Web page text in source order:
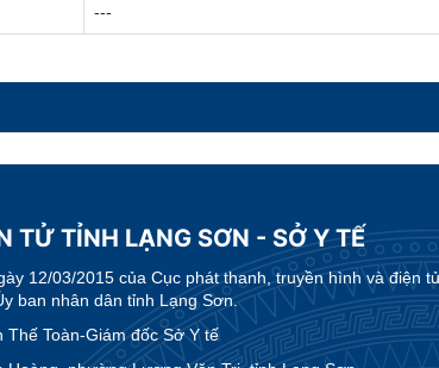
---
TỬ TỈNH LẠNG SƠN - SỞ Y TẾ
12/03/2015 của Cục phát thanh, truyền hình và điện
ban nhân dân tỉnh Lạng Sơn.
Thế Toàn-Giám đốc Sở Y tế